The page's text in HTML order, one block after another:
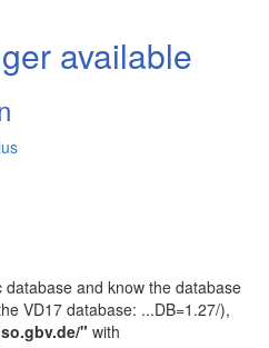
available
and know the database
VD17 database: ...DB=1.27/),
" with